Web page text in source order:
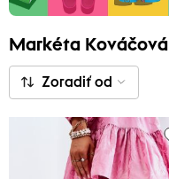
Markéta Kováčová
Zoradiť od